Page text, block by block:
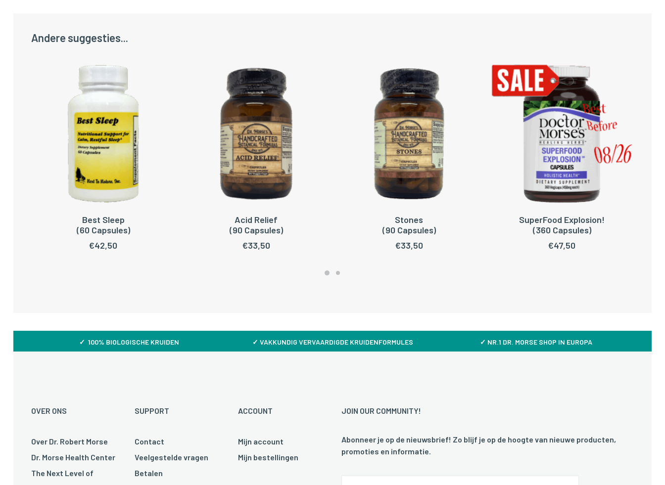
Andere suggesties...
LEES VERDER
Best Sleep
(60 Capsules)
€42,50
TOEVOEGEN AAN WINKELWAGEN
Acid Relief
(90 Capsules)
€33,50
TOEVOEGEN AAN WINKELWAGEN
Stones
(90 Capsules)
€33,50
TOEVOEGEN AAN WINKELWAGEN
SuperFood Explosion!
(360 Capsules)
€47,50
✓ 100% BIOLOGISCHE KRUIDEN ✓ VAKKUNDIG VERVAARDIGDE KRUIDENFORMULES ✓ NR.1 DR. MORSE SHOP IN EUROPA
OVER ONS
Over Dr. Robert Morse
Dr. Morse Health Center
The Next Level of
SUPPORT
Contact
Veelgestelde vragen
Betalen
ACCOUNT
Mijn account
Mijn bestellingen
JOIN OUR COMMUNITY!
Abonneer je op de nieuwsbrief! Zo blijf je op de hoogte van nieuwe producten,
promoties en informatie.